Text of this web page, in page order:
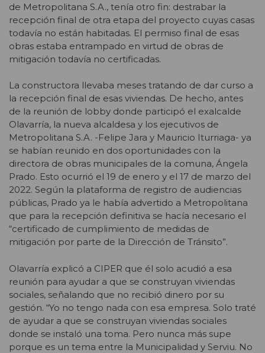
de Metropolitana S.A., tenía otro fin: destrabar la
recepción final de otra etapa del proyecto cuyas casas
todavía no están habitadas. El permiso final de esas
obras estaba entrampado en virtud de obras de
mitigación todavía no certificadas.
La constructora llevaba meses tratando de dar curso a
la recepción final de esas viviendas. De hecho, antes
de la reunión de lobby donde participó el exalcalde
Olavarría, la nueva alcaldesa y los ejecutivos de
Metropolitana S.A. -Felipe Jara y Mauricio Iturriaga- ya
se habían reunido en dos oportunidades con la
directora de obras municipales de la comuna, Ángela
Prado. Esto ocurrió el 19 de enero y el 17 de marzo del
2022. Según la plataforma de registro de audiencias
públicas, Prado ya le había advertido a Metropolitana
que para la recepción definitiva se hacía necesario el
“certificado de cumplimiento de medidas de
mitigación por parte de la Dirección de Tránsito”.
Olavarría explicó a CIPER que él solo acudió a esa
reunión para ayudar a que se construyan viviendas
sociales, señalando que no recibió dinero por su
gestión. “Yo no tengo nada con esa empresa. Solo traté
de ayudar a que se construyan viviendas sociales
donde se instaló una toma. Pero nunca más supe
porque es un tema entre la Municipalidad y Serviu. No